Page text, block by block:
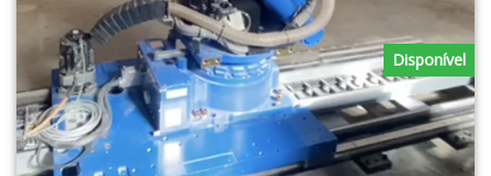
Disponível